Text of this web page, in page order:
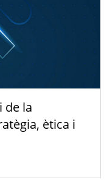
de la
ètica i